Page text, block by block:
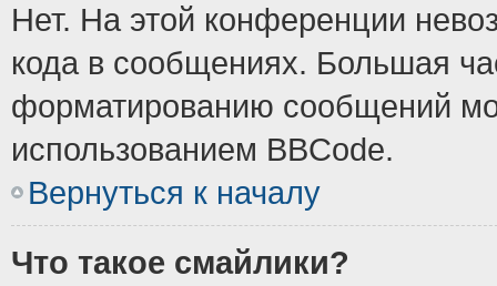
Нет. На этой конференции
кода в сообщениях. Большая
форматированию сообщений
использованием BBCode.
Вернуться к началу
Что такое смайлики?